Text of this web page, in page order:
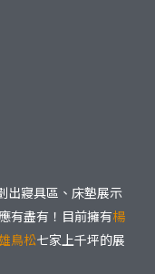
出寢具區、床墊展示
有盡有！目前擁有楊
鳥松七家上千坪的展